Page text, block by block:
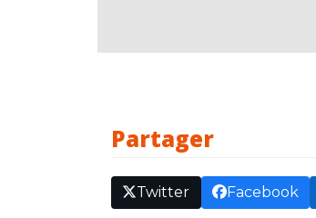
Partager
Twitter Facebook